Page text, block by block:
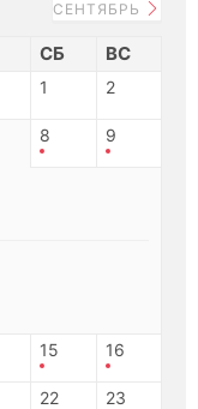
СЕНТЯБРЬ
СБ ВС
1 2
8 9
15 16
22 23